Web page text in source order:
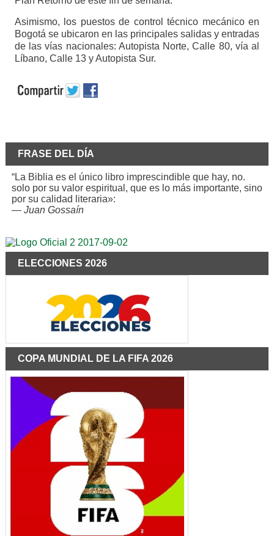
Asimismo, los puestos de control técnico mecánico en
Bogotá se ubicaron en las principales salidas y entradas
de las vías nacionales: Autopista Norte, Calle 80, vía al
Líbano, Calle 13 y Autopista Sur.
FRASE DEL DÍA
“La Biblia es el único libro imprescindible que hay, no.
solo por su valor espiritual, que es lo más importante, sino
por su calidad literaria»:
— Juan Gossaín
ELECCIONES 2026
COPA MUNDIAL DE LA FIFA 2026